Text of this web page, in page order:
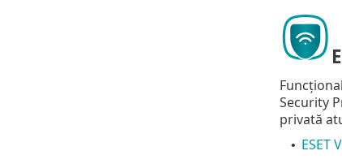
Security
privată
• ESET